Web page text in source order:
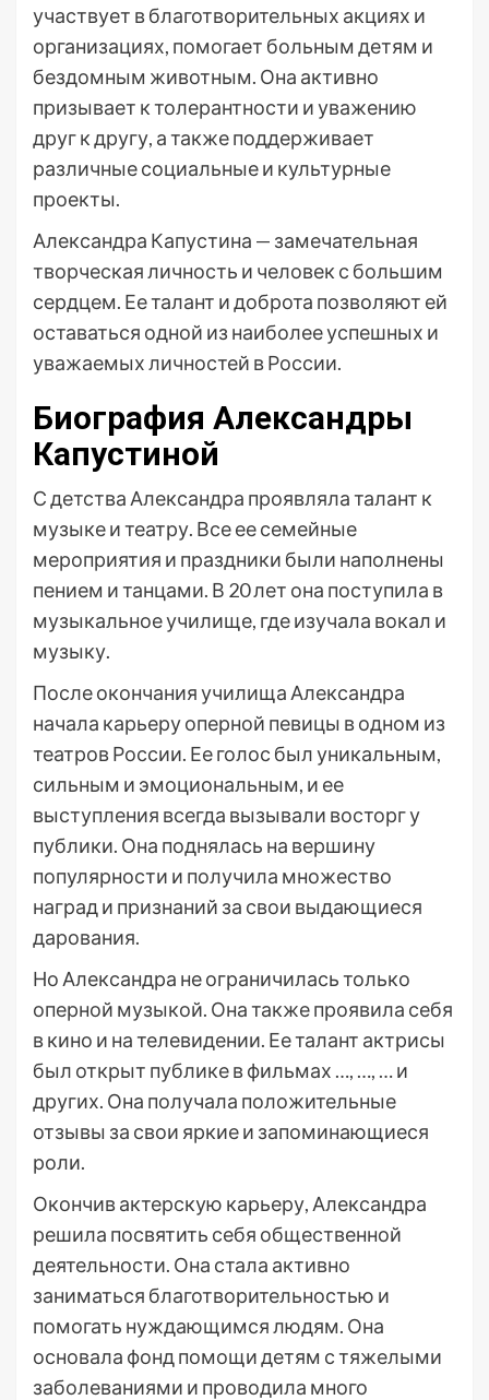
участвует в благотворительных акциях и
организациях, помогает больным детям и
бездомным животным. Она активно
призывает к толерантности и уважению
друг к другу, а также поддерживает
различные социальные и культурные
проекты.
Александра Капустина — замечательная
творческая личность и человек с большим
сердцем. Ее талант и доброта позволяют ей
оставаться одной из наиболее успешных и
уважаемых личностей в России.
Биография Александры
Капустиной
С детства Александра проявляла талант к
музыке и театру. Все ее семейные
мероприятия и праздники были наполнены
пением и танцами. В 20 лет она поступила в
музыкальное училище, где изучала вокал и
музыку.
После окончания училища Александра
начала карьеру оперной певицы в одном из
театров России. Ее голос был уникальным,
сильным и эмоциональным, и ее
выступления всегда вызывали восторг у
публики. Она поднялась на вершину
популярности и получила множество
наград и признаний за свои выдающиеся
дарования.
Но Александра не ограничилась только
оперной музыкой. Она также проявила себя
в кино и на телевидении. Ее талант актрисы
был открыт публике в фильмах …, …, … и
других. Она получала положительные
отзывы за свои яркие и запоминающиеся
роли.
Окончив актерскую карьеру, Александра
решила посвятить себя общественной
деятельности. Она стала активно
заниматься благотворительностью и
помогать нуждающимся людям. Она
основала фонд помощи детям с тяжелыми
заболеваниями и проводила много